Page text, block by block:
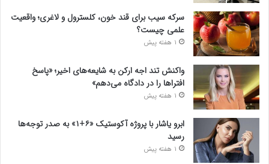
سرکه سیب برای قند خون، کلسترول و لاغری؛ واقعیت
علمی چیست؟
1 هفته پیش
واکنش تند اجه ارکن به شایعه‌های اخیر؛ «پاسخ
افتراها را در دادگاه می‌دهم»
1 هفته پیش
ابرو یاشار با پروژه آکوستیک «۶+۱» به صدر توجه‌ها
رسید
1 هفته پیش